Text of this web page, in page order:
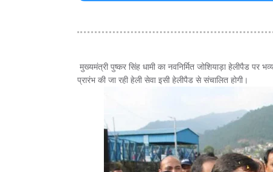
मुख्यमंत्री पुष्कर सिंह धामी का नवनिर्मित जोशियाड़ा हेलीपैड पर
प्रारंभ की जा रही हेली सेवा इसी हेलीपैड से संचालित होगी।